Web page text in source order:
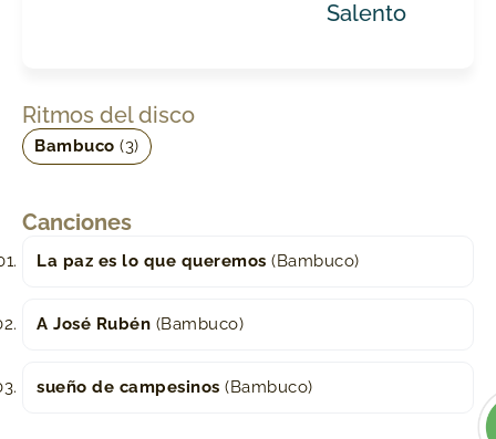
Salento
Ritmos del disco
Bambuco (3)
Canciones
La paz es lo que queremos (Bambuco)
A José Rubén (Bambuco)
sueño de campesinos (Bambuco)